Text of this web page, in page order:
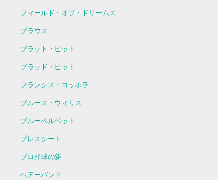
フィールド・オブ・ドリームス
ブラウス
ブラット・ピット
ブラッド・ピット
フランシス・コッポラ
ブルース・ウィリス
ブルーベルベット
プレスシート
プロ野球の夢
ヘアーバンド